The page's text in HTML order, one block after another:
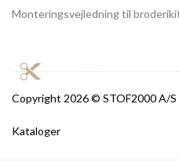
Monteringsvejledning til
Copyright 2026 © STOF2000 A/S
Kataloger